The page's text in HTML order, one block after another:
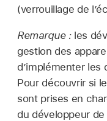
(verrouillage de
Remarque : les
gestion des
d’implémenter les
Pour découvrir si
sont prises en
du développeur